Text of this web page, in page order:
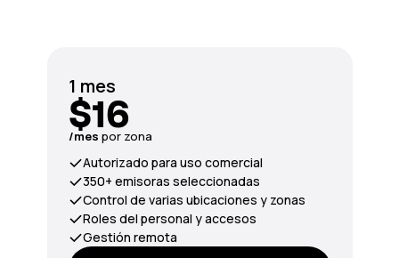
1 mes
$16
/mes por zona
Autorizado para uso comercial
350+ emisoras seleccionadas
Control de varias ubicaciones y zonas
Roles del personal y accesos
Gestión remota